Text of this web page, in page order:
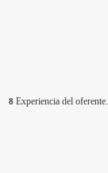
8 Experiencia del oferente.